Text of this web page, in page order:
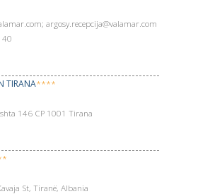
argosy.recepcija@valamar.com
TIRANA****
146 CP 1001 Tirana
St, Tiranë, Albania